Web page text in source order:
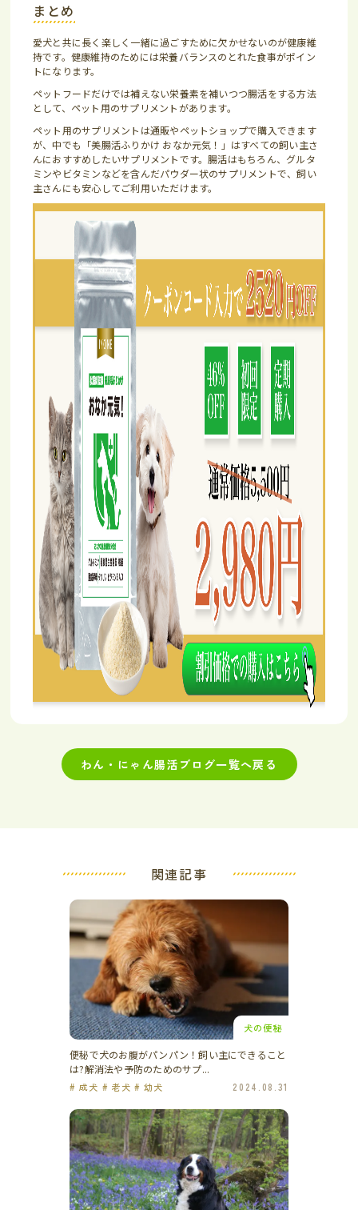
まとめ
愛犬と共に長く楽しく一緒に過ごすために欠かせないのが健康維
持です。健康維持のためには栄養バランスのとれた食事がポイン
トになります。
ペットフードだけでは補えない栄養素を補いつつ腸活をする方法
として、ペット用のサプリメントがあります。
ペット用のサプリメントは通販やペットショップで購入できます
が、中でも「美腸活ふりかけ おなか元気！」はすべての飼い主さ
んにおすすめしたいサプリメントです。腸活はもちろん、グルタ
ミンやビタミンなどを含んだパウダー状のサプリメントで、飼い
主さんにも安心してご利用いただけます。
わん・にゃん腸活ブログ一覧へ戻る
関連記事
犬の便秘
便秘で犬のお腹がパンパン！飼い主にできること
は?解消法や予防のためのサプ...
# 成犬 # 老犬 # 幼犬 2024.08.31